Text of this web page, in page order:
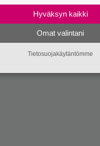
Hyväksyn kaikki
Omat valintani
Tietosuojakäytäntömme